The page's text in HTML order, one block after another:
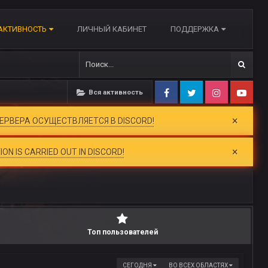
ЛИЧНЫЙ КАБИНЕТ ПОДДЕРЖКА
Вся активность FacebookTwitter Instagram
ОСУЩЕСТВЛЯЕТСЯ В DISCORD! ×
IS CARRIED OUT IN DISCORD! ×
Топ пользователей
ВО ВСЕХ ОБЛАСТЯХ
СЕГОДНЯ